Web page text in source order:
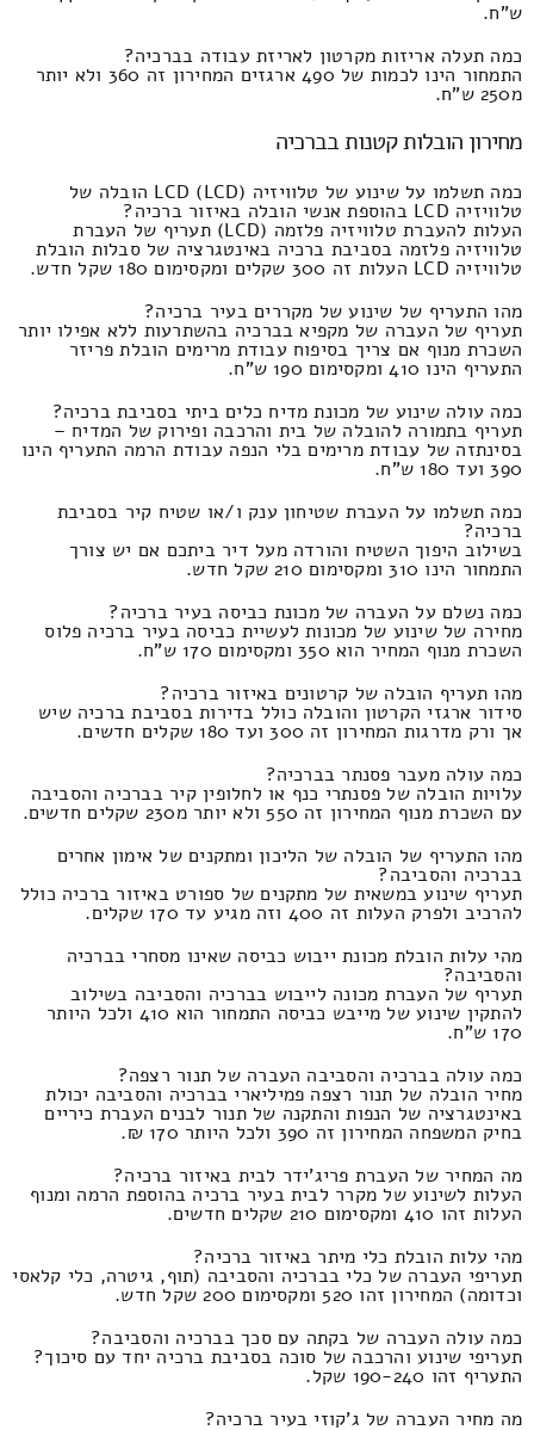
ש"ח.
כמה תעלה אריזות מקרטון לאריזת עבודה בברכיה?
התמחור הינו לכמות של 490 ארגזים המחירון זה 360 ולא יותר
מ250 ש"ח.
מחירון הובלות קטנות בברכיה
כמה תשלמו על שינוע של טלוויזיה LCD (LCD) הובלה של
טלוויזיה LCD בהוספת אנשי הובלה באיזור ברכיה?
העלות להעברת טלוויזיה פלזמה (LCD) תעריף של העברת
טלוויזיה פלזמה בסביבת ברכיה באינטגרציה של סבלות הובלת
טלוויזיה LCD העלות זה 300 שקלים ומקסימום 180 שקל חדש.
מהו התעריף של שינוע של מקררים בעיר ברכיה?
תעריף של העברה של מקפיא בברכיה בהשתרעות ללא אפילו יותר
השכרת מנוף אם צריך בסיפוח עבודת מרימים הובלת פריזר
התעריף הינו 410 ומקסימום 190 ש"ח.
כמה עולה שינוע של מכונת מדיח כלים ביתי בסביבת ברכיה?
תעריף בתמורה להובלה של בית והרכבה ופירוק של המדיח –
בסינתזה של עבודת מרימים בלי הנפה עבודת הרמה התעריף הינו
390 ועד 180 ש"ח.
כמה תשלמו על העברת שטיחון ענק ו/או שטיח קיר בסביבת
ברכיה?
בשילוב היפוך השטיח והורדה מעל דיר ביתכם אם יש צורך
התמחור הינו 310 ומקסימום 210 שקל חדש.
כמה נשלם על העברה של מכונת כביסה בעיר ברכיה?
מחירה של שינוע של מכונות לעשיית כביסה בעיר ברכיה פלוס
השכרת מנוף המחיר הוא 350 ומקסימום 170 ש"ח.
מהו תעריף הובלה של קרטונים באיזור ברכיה?
סידור ארגזי הקרטון והובלה כולל בדירות בסביבת ברכיה שיש
אך ורק מדרגות המחירון זה 300 ועד 180 שקלים חדשים.
כמה עולה מעבר פסנתר בברכיה?
עלויות הובלה של פסנתרי כנף או לחלופין קיר בברכיה והסביבה
עם השכרת מנוף המחירון זה 550 ולא יותר מ230 שקלים חדשים.
מהו התעריף של הובלה של הליכון ומתקנים של אימון אחרים
בברכיה והסביבה?
תעריף שינוע במשאית של מתקנים של ספורט באיזור ברכיה כולל
להרכיב ולפרק העלות זה 400 וזה מגיע עד 170 שקלים.
מהי עלות הובלת מכונת ייבוש כביסה שאינו מסחרי בברכיה
והסביבה?
תעריף של העברת מכונה לייבוש בברכיה והסביבה בשילוב
להתקין שינוע של מייבש כביסה התמחור הוא 410 ולכל היותר
170 ש"ח.
כמה עולה בברכיה והסביבה העברה של תנור רצפה?
מחיר הובלה של תנור רצפה פמיליארי בברכיה והסביבה יכולת
באינטגרציה של הנפות והתקנה של תנור לבנים העברת כיריים
בחיק המשפחה המחירון זה 390 ולכל היותר 170 ₪.
מה המחיר של העברת פריג'ידר לבית באיזור ברכיה?
העלות לשינוע של מקרר לבית בעיר ברכיה בהוספת הרמה ומנוף
העלות זהו 410 ומקסימום 210 שקלים חדשים.
מהי עלות הובלת כלי מיתר באיזור ברכיה?
תעריפי העברה של כלי בברכיה והסביבה (תוף, גיטרה, כלי קלאסי
וכדומה) המחירון זהו 520 ומקסימום 200 שקל חדש.
כמה עולה העברה של בקתה עם סכך בברכיה והסביבה?
תעריפי שינוע והרכבה של סוכה בסביבת ברכיה יחד עם סיכוך?
התעריף זהו 190-240 שקל.
מה מחיר העברה של ג'קוזי בעיר ברכיה?